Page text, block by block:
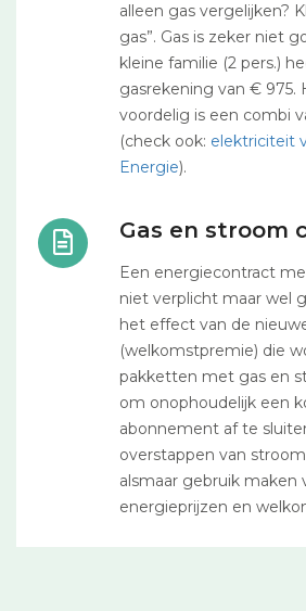
alleen gas vergelijken?
gas”. Gas is zeker niet
kleine familie (2 pers.)
gasrekening van € 975.
voordelig is een combi
(check ook: elektriciteit
Energie).
Gas en stroom
Een energiecontract
niet verplicht maar wel
het effect van de
(welkomstpremie) die
pakketten met gas en
om onophoudelijk een
abonnement af te
overstappen van
alsmaar gebruik maken
energieprijzen en